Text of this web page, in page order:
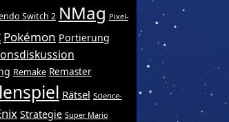
Switch 2 NMag Pixel-
Pokémon Portierung
Remake Remaster
Rätsel Science-
Strategie Super Mario